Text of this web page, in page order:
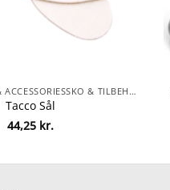
HAMHENDESKO & ACCESSORIESSKO & TILBEHØRTILBEHØRTILBEHØRSÅLERSÅLER
Tacco Sål
44,25 kr.